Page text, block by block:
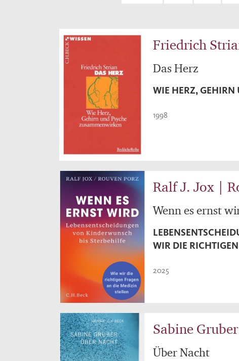
Friedrich
Das Herz
WIE HERZ,
1998
Ralf J. Jox |
Wenn es ernst
WIR DIE
2025
Sabine Gruber
Über Nacht